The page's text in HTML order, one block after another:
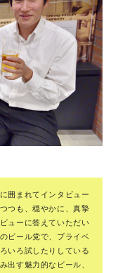
囲まれてインタビュー
つも、穏やかに、真摯
ューに答えていただい
ビール党で、プライベ
いろ試したりしている
出す魅力的なビール、